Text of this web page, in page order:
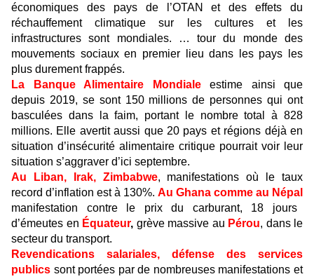
économiques des pays de l’OTAN et des effets du
réchauffement climatique sur les cultures et les
infrastructures sont mondiales. … tour du monde des
mouvements sociaux en premier lieu dans les pays les
plus durement frappés.
La Banque Alimentaire Mondiale
estime ainsi que
depuis 2019, se sont 150 millions de personnes qui ont
basculées dans la faim, portant le nombre total à 828
millions. Elle avertit aussi que 20 pays et régions déjà en
situation d’insécurité alimentaire critique pourrait voir leur
situation s’aggraver d’ici septembre.
Au Liban, Irak, Zimbabwe, manifestations où le taux
record d’inflation est à 130%. Au Ghana comme au Népal
manifestation contre le prix du carburant, 18 jours
d’émeutes en Équateur, grève massive au Pérou, dans le
secteur du transport.
Revendications salariales, défense des services
publics sont portées par de nombreuses manifestations et